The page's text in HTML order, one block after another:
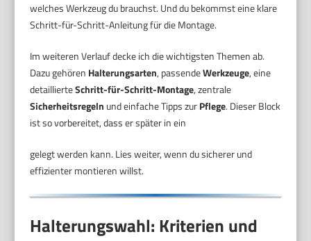
welches Werkzeug du brauchst. Und du bekommst eine klare
Schritt-für-Schritt-Anleitung für die Montage.
Im weiteren Verlauf decke ich die wichtigsten Themen ab.
Dazu gehören Halterungsarten, passendeWerkzeuge, eine
detaillierteSchritt-für-Schritt-Montage, zentrale
Sicherheitsregeln und einfache Tipps zurPflege. Dieser Block
ist so vorbereitet, dass er später in ein
gelegt werden kann. Lies weiter, wenn du sicherer und
effizienter montieren willst.
Halterungswahl: Kriterien und